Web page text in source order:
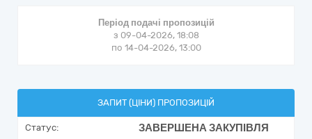
Період подачі пропозицій
з 09-04-2026, 18:08
по 14-04-2026, 13:00
ЗАПИТ (ЦІНИ) ПРОПОЗИЦІЙ
Статус: ЗАВЕРШЕНА ЗАКУПІВЛЯ